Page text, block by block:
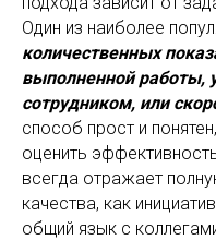
Один из наиболее
количественных
выполненной работы,
сотрудником, или
способ прост и
оценить
всегда отражает
качества, как
общий язык с